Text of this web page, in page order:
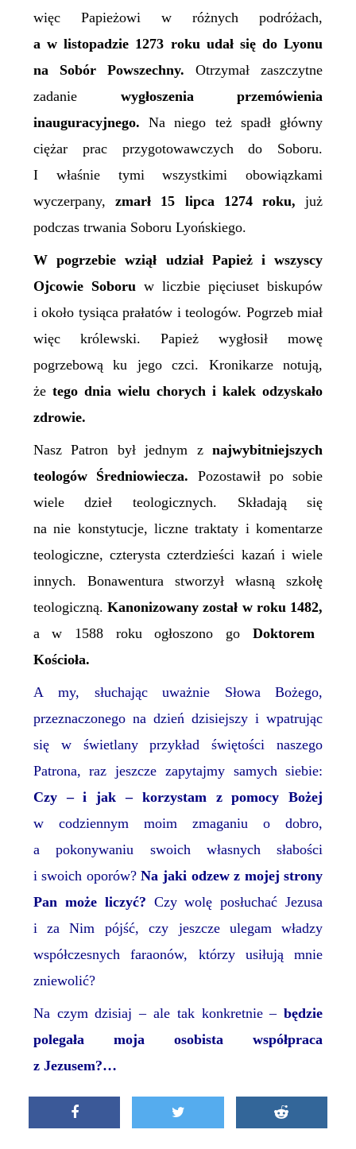
więc Papieżowi w różnych podróżach,
a w listopadzie 1273 roku udał się do Lyonu
na Sobór Powszechny. Otrzymał zaszczytne
zadanie wygłoszenia przemówienia
inauguracyjnego. Na niego też spadł główny
ciężar prac przygotowawczych do Soboru.
I właśnie tymi wszystkimi obowiązkami
wyczerpany,zmarł 15 lipca 1274 roku, już
podczas trwania Soboru Lyońskiego.
W pogrzebie wziął udział Papież i wszyscy
Ojcowie Soboruw liczbie pięciuset biskupów
i około tysiąca prałatów i teologów. Pogrzeb miał
więc królewski. Papież wygłosił mowę
pogrzebową ku jego czci. Kronikarze notują,
że tego dnia wielu chorych i kalek odzyskało
zdrowie.
Nasz Patron był jednym znajwybitniejszych
teologów Średniowiecza. Pozostawił po sobie
wiele dzieł teologicznych. Składają się
na nie konstytucje, liczne traktaty i komentarze
teologiczne, czterysta czterdzieści kazań i wiele
innych. Bonawentura stworzył własną szkołę
teologiczną.Kanonizowany został w roku 1482,
a w 1588 roku ogłoszono goDoktorem
Kościoła.
A my, słuchając uważnie Słowa Bożego,
przeznaczonego na dzień dzisiejszyi wpatrując
się w świetlanyprzykład świętościnaszego
Patrona, raz jeszcze zapytajmy samych siebie:
Czy – i jak – korzystam z pomocy Bożej
w codziennym moimzmaganiu o dobro,
a pokonywaniu swoich własnych słabości
i swoich oporów?Na jaki odzew z mojej strony
Pan może liczyć? Czy wolę posłuchać Jezusa
i za Nim pójść, czy jeszcze ulegam władzy
współczesnych faraonów, którzy usiłują mnie
zniewolić?
Na czym dzisiaj – ale tak konkretnie –będzie
polegała moja osobista współpraca
z Jezusem?…